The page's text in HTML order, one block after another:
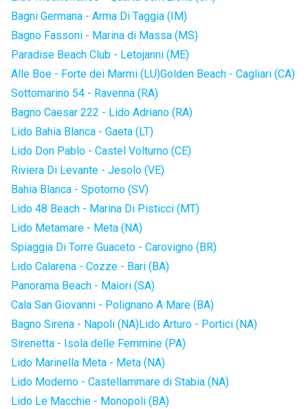
Bagni Germana - Arma Di Taggia (IM)
Bagno Fassoni - Marina di Massa (MS)
Paradise Beach Club - Letojanni (ME)
Alle Boe - Forte dei Marmi (LU)Golden Beach - Cagliari (CA)
Sottomarino 54 - Ravenna (RA)
Bagno Caesar 222 - Lido Adriano (RA)
Lido Bahia Blanca - Gaeta (LT)
Lido Don Pablo - Castel Volturno (CE)
Riviera Di Levante - Jesolo (VE)
Bahia Blanca - Spotorno (SV)
Lido 48 Beach - Marina Di Pisticci (MT)
Lido Metamare - Meta (NA)
Spiaggia Di Torre Guaceto - Carovigno (BR)
Lido Calarena - Cozze - Bari (BA)
Panorama Beach - Maiori (SA)
Cala San Giovanni - Polignano A Mare (BA)
Bagno Sirena - Napoli (NA)Lido Arturo - Portici (NA)
Sirenetta - Isola delle Femmine (PA)
Lido Marinella Meta - Meta (NA)
Lido Moderno - Castellammare di Stabia (NA)
Lido Le Macchie - Monopoli (BA)